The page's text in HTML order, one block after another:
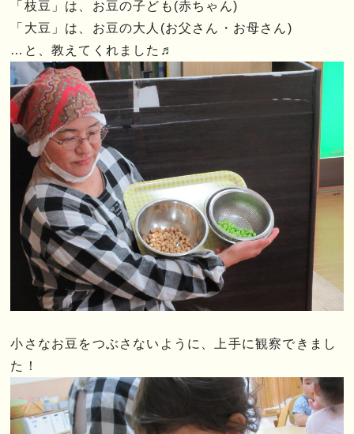
「枝豆」は、お豆の子ども(赤ちゃん)
「大豆」は、お豆の大人(お父さん・お母さん)
…と、教えてくれました♬
小さなお豆をつぶさないように、上手に観察できまし
た！